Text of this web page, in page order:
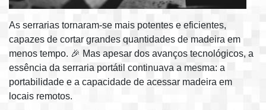
As serrarias tornaram-se mais potentes e eficientes,
capazes de cortar grandes quantidades de madeira em
menos tempo. 🎉 Mas apesar dos avanços tecnológicos, a
essência da serraria portátil continuava a mesma: a
portabilidade e a capacidade de acessar madeira em
locais remotos.